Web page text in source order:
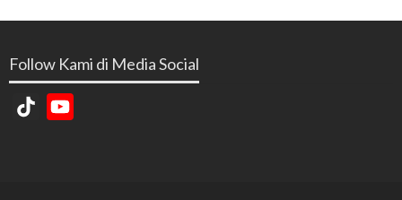
Follow Kami di Media Social
TikTok